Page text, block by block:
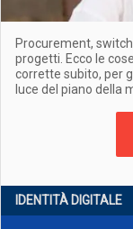
Procurement,
progetti. Ecco le
corrette subito, per
luce del piano della
IDENTITÀ DIGITALE